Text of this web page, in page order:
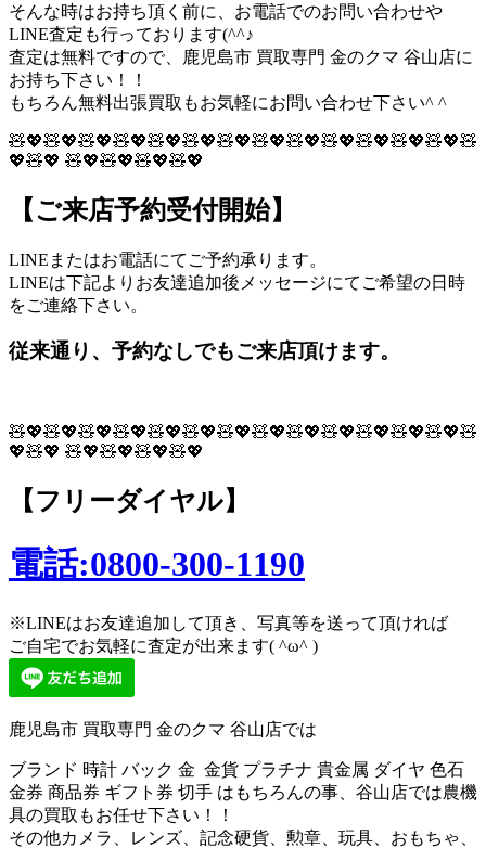
そんな時はお持ち頂く前に、お電話でのお問い合わせや
LINE査定も行っております(^^♪
査定は無料ですので、鹿児島市 買取専門 金のクマ 谷山店に
お持ち下さい！！
もちろん無料出張買取もお気軽にお問い合わせ下さい^ ^
🧸💖🧸💖🧸💖🧸💖🧸💖🧸💖🧸💖🧸💖🧸💖🧸💖🧸💖🧸💖🧸💖🧸
💖🧸💖 🧸💖🧸💖🧸💖🧸💖
【ご来店予約受付開始】
LINEまたはお電話にてご予約承ります。
LINEは下記よりお友達追加後メッセージにてご希望の日時
をご連絡下さい。
従来通り、予約なしでもご来店頂けます。
🧸💖🧸💖🧸💖🧸💖🧸💖🧸💖🧸💖🧸💖🧸💖🧸💖🧸💖🧸💖🧸💖🧸
💖🧸💖 🧸💖🧸💖🧸💖🧸💖
【フリーダイヤル】
電話:0800-300-1190
※LINEはお友達追加して頂き、写真等を送って頂ければ
ご自宅でお気軽に査定が出来ます( ^ω^ )
鹿児島市 買取専門 金のクマ 谷山店では
ブランド 時計 バック 金 金貨 プラチナ 貴金属 ダイヤ 色石
金券 商品券 ギフト券 切手 はもちろんの事、谷山店では農機
具の買取もお任せ下さい！！
その他カメラ、レンズ、記念硬貨、勲章、玩具、おもちゃ、